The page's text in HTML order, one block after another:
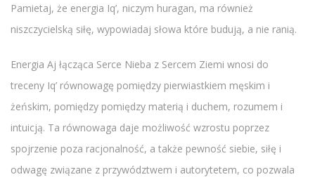
Pamietaj, że energia Iq’, niczym huragan, ma również
niszczycielską siłę, wypowiadaj słowa które budują, a nie ranią.
Energia Aj łącząca Serce Nieba z Sercem Ziemi wnosi do
treceny Iq’ równowagę pomiędzy pierwiastkiem męskim i
żeńskim, pomiędzy pomiędzy materią i duchem, rozumem i
intuicją. Ta równowaga daje możliwość wzrostu poprzez
spojrzenie poza racjonalność, a także pewność siebie, siłę i
odwagę związane z przywództwem i autorytetem, co pozwala